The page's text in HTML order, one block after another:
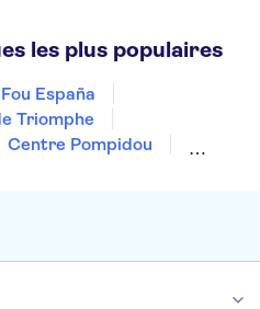
Minorque Montpellier
les plus populaires
España
Triomphe
Centre Pompidou